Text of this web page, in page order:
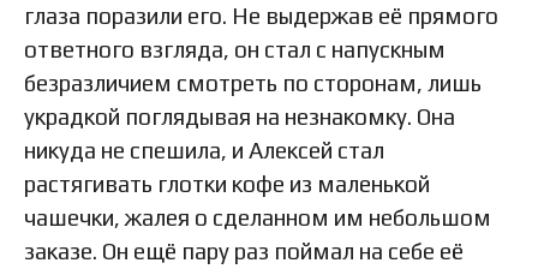
глаза поразили его. Не выдержав её прямого
ответного взгляда, он стал с напускным
безразличием смотреть по сторонам, лишь
украдкой поглядывая на незнакомку. Она
никуда не спешила, и Алексей стал
растягивать глотки кофе из маленькой
чашечки, жалея о сделанном им небольшом
заказе. Он ещё пару раз поймал на себе её